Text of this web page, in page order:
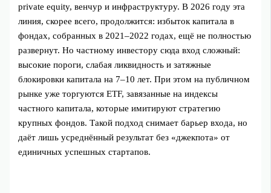
private equity, венчур и инфраструктуру. В 2026 году эта
линия, скорее всего, продолжится: избыток капитала в
фондах, собранных в 2021–2022 годах, ещё не полностью
развернут. Но частному инвестору сюда вход сложный:
высокие пороги, слабая ликвидность и затяжные
блокировки капитала на 7–10 лет. При этом на публичном
рынке уже торгуются ETF, завязанные на индексы
частного капитала, которые имитируют стратегию
крупных фондов. Такой подход снимает барьер входа, но
даёт лишь усреднённый результат без «джекпота» от
единичных успешных стартапов.